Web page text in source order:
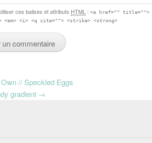
ces balises et attributs HTML :<a href="" title="">
<em> <i> <q cite=""> <strike> <strong>
// Speckled Eggs
gradient →